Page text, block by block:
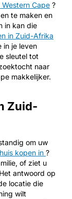
Western Cape ?
te maken en
in kan die
in Zuid-Afrika
in je leven
sleutel tot
naar
makkelijker.
Zuid-
om uw
kopen in ?
of ziet u
antwoord op
locatie die
wilt